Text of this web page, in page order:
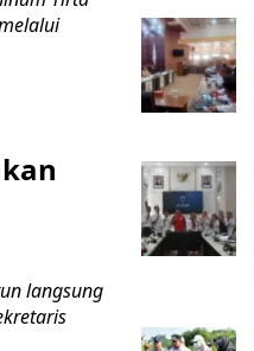
langsung